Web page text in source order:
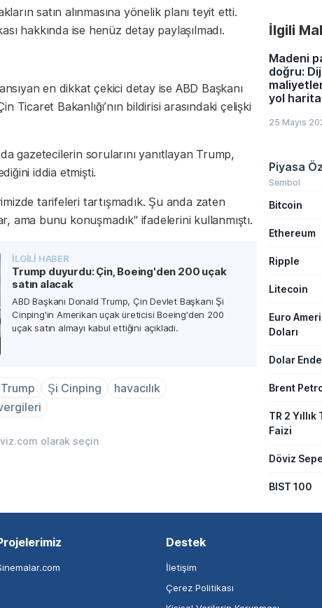
satın alınmasına yönelik planı teyit etti.
hakkında ise henüz detay paylaşılmadı.
en dikkat çekici detay ise ABD Başkanı
Ticaret Bakanlığı’nın bildirisi arasındaki çelişki
gazetecilerin sorularını yanıtlayan Trump,
iddia etmişti.
tarifeleri tartışmadık. Şu anda zaten
bunu konuşmadık" ifadelerini kullanmıştı.
İLGİLİ HABER
Trump duyurdu: Çin, Boeing'den 200 uçak
satın alacak
ABD Başkanı Donald Trump, Çin Devlet Başkanı Şi
Cinping'in Amerikan uçak üreticisi Boeing'den 200
uçak satın almayı kabul ettiğini açıkladı.
Şi Cinping
havacılık
olarak seçin
uzmanlar
konusunda
uyarılarını
İlgili
Madeni
doğru:
yol
25 Mayıs
Piyasa
Sembol
Bitcoin
Ethereum
Ripple
Litecoin
Euro
Doları
Dolar
Brent
TR 2 Yıllık
Faizi
Döviz
BIST 100
Destek
İletişim
Çerez Politikası